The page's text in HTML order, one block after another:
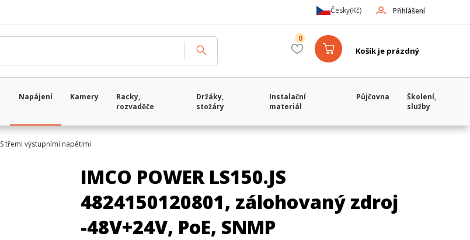
Přihlášení
Česky(Kč)
Košík je prázdný
0
Napájení Kamery
Racky,
rozvaděče
Držáky,
stožáry
Instalační
materiál
Půjčovna
Školení,
služby
S třemi výstupními napětími
IMCO POWER LS150.JS
4824150120801, zálohovaný zdroj
-48V+24V, PoE, SNMP